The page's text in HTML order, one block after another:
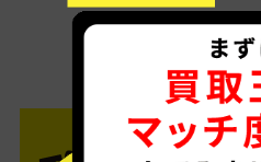
ご利用は簡
-
STEP1 お
ネットで